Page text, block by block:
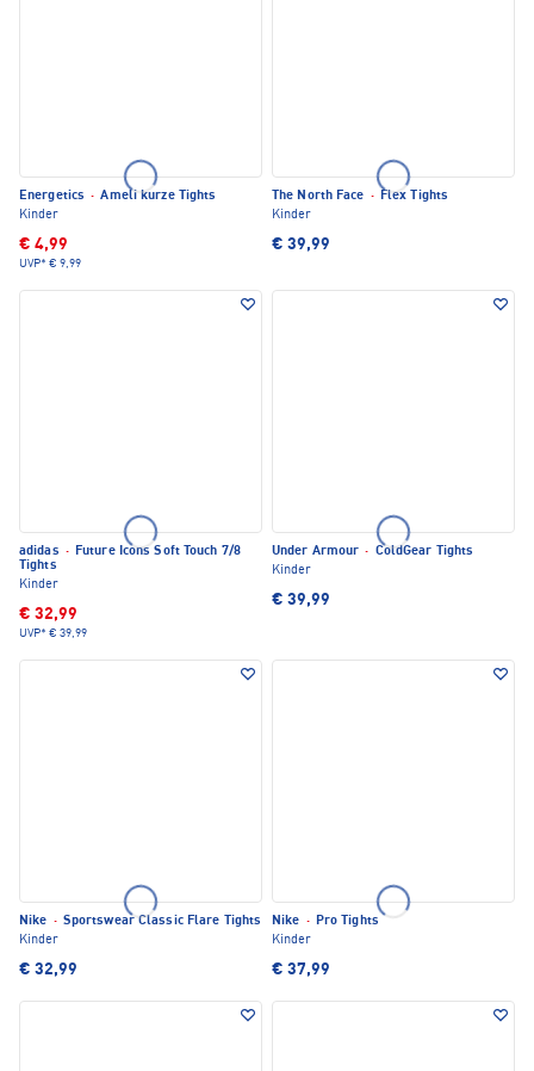
Energetics · Ameli kurze Tights
Kinder
€ 4,99
UVP* € 9,99
The North Face · Flex Tights
Kinder
€ 39,99
adidas · Future Icons Soft Touch 7/8
Tights
Kinder
€ 32,99
UVP* € 39,99
Under Armour · ColdGear Tights
Kinder
€ 39,99
Nike · Sportswear Classic Flare Tights
Kinder
€ 32,99
Nike · Pro Tights
Kinder
€ 37,99